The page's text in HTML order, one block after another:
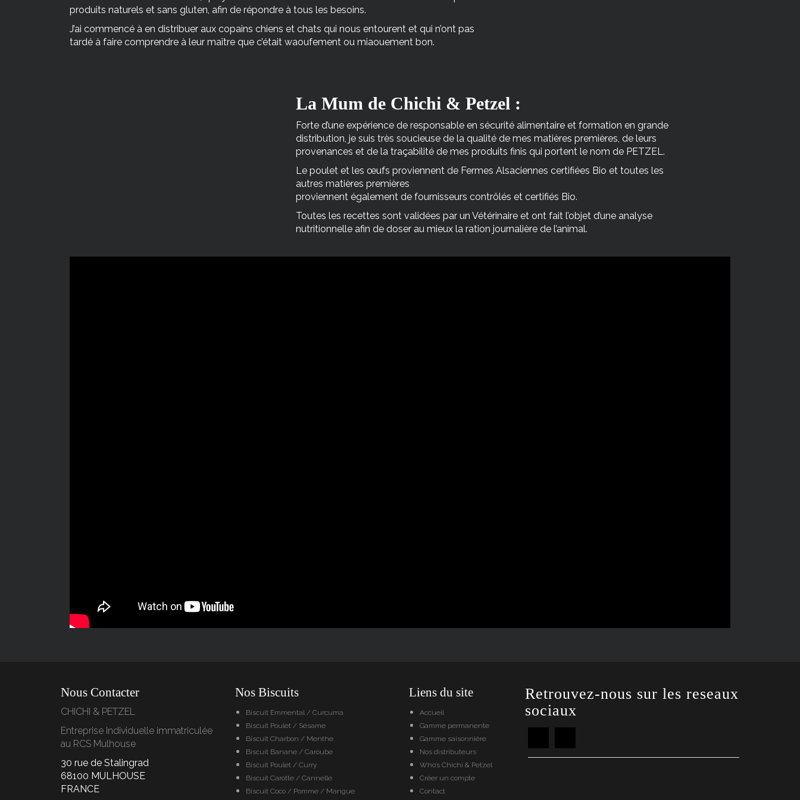
produits naturels et sans gluten, afin de répondre à tous les besoins.
J’ai commencé à en distribuer aux copains chiens et chats qui nous entourent et qui n’ont pas
tardé à faire comprendre à leur maître que c’était waoufement ou miaouement bon.
La Mum de Chichi & Petzel :
Forte d’une expérience de responsable en sécurité alimentaire et formation en grande
distribution, je suis très soucieuse de la qualité de mes matières premières, de leurs
provenances et de la traçabilité de mes produits finis qui portent le nom de PETZEL.
Le poulet et les œufs proviennent de Fermes Alsaciennes certifiées Bio et toutes les
autres matières premières
proviennent également de fournisseurs contrôlés et certifiés Bio.
Toutes les recettes sont validées par un Vétérinaire et ont fait l’objet d’une analyse
nutritionnelle afin de doser au mieux la ration journalière de l’animal.
Nous Contacter
CHICHI & PETZEL
Entreprise Individuelle immatriculée
au RCS Mulhouse
30 rue de Stalingrad
68100 MULHOUSE
FRANCE
Nos Biscuits
Biscuit Emmental / Curcuma
Biscuit Poulet / Sésame
Biscuit Charbon / Menthe
Biscuit Banane / Caroube
Biscuit Poulet / Curry
Biscuit Carotte / Cannelle
Biscuit Coco / Pomme / Mangue
Liens du site
Accueil
Gamme permanente
Gamme saisonnière
Nos distributeurs
Who’s Chichi & Petzel
Créer un compte
Contact
Retrouvez-nous sur les reseaux
sociaux